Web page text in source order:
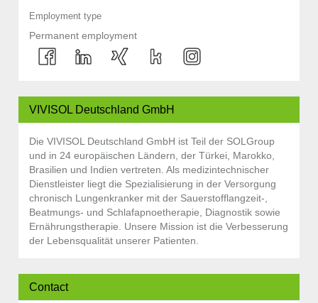
Employment type
Permanent employment
VIVISOL Deutschland GmbH
Die VIVISOL Deutschland GmbH ist Teil der SOLGroup
und in 24 europäischen Ländern, der Türkei, Marokko,
Brasilien und Indien vertreten. Als medizintechnischer
Dienstleister liegt die Spezialisierung in der Versorgung
chronisch Lungenkranker mit der Sauerstofflangzeit-,
Beatmungs- und Schlafapnoetherapie, Diagnostik sowie
Ernährungstherapie. Unsere Mission ist die Verbesserung
der Lebensqualität unserer Patienten.
Contact